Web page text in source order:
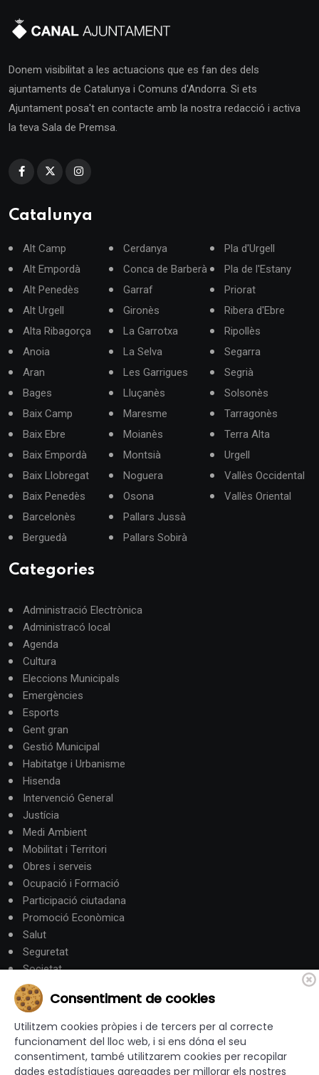
Donem visibilitat a les actuacions que es fan des dels
ajuntaments de Catalunya i Comuns d'Andorra. Si ets
Ajuntament posa't en contacte amb la nostra redacció i activa
la teva Sala de Premsa.
Catalunya
Alt Camp
Alt Empordà
Alt Penedès
Alt Urgell
Alta Ribagorça
Anoia
Aran
Bages
Baix Camp
Baix Ebre
Baix Empordà
Baix Llobregat
Baix Penedès
Barcelonès
Berguedà
Cerdanya
Conca de Barberà
Garraf
Gironès
La Garrotxa
La Selva
Les Garrigues
Lluçanès
Maresme
Moianès
Montsià
Noguera
Osona
Pallars Jussà
Pallars Sobirà
Pla d'Urgell
Pla de l'Estany
Priorat
Ribera d'Ebre
Ripollès
Segarra
Segrià
Solsonès
Tarragonès
Terra Alta
Urgell
Vallès Occidental
Vallès Oriental
Categories
Administració Electrònica
Administracó local
Agenda
Cultura
Eleccions Municipals
Emergències
Esports
Gent gran
Gestió Municipal
Habitatge i Urbanisme
Hisenda
Intervenció General
Justícia
Medi Ambient
Mobilitat i Territori
Obres i serveis
Ocupació i Formació
Participació ciutadana
Promoció Econòmica
Salut
Seguretat
Societat
Turisme
Altres Canals
canalandorra.ad
Consentiment de cookies
Utilitzem cookies pròpies i de tercers per al correcte
funcionament del lloc web, i si ens dóna el seu
consentiment, també utilitzarem cookies per recopilar
dades estadístiques agregades per millorar els nostres